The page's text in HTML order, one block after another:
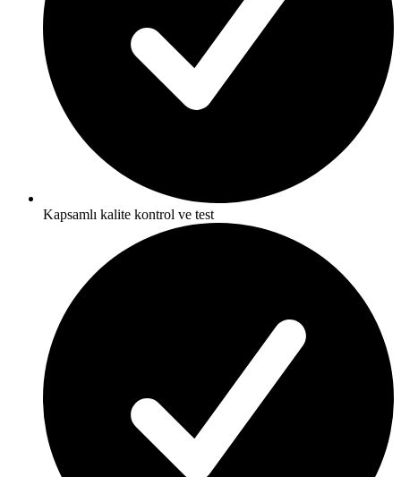
Kapsamlı kalite kontrol ve test